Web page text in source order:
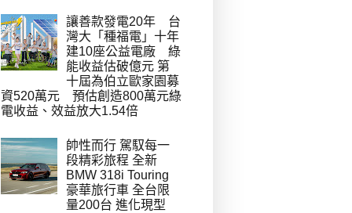
讓善款發電20年 台
灣大「種福電」十年
建10座公益電廠 綠
能收益估破億元 第
十屆為伯立歐家園募
資520萬元 預估創造800萬元綠
電收益、效益放大1.54倍
帥性而行 駕馭每一
段精彩旅程 全新
BMW 318i Touring
豪華旅行車 全台限
量200台 進化現型